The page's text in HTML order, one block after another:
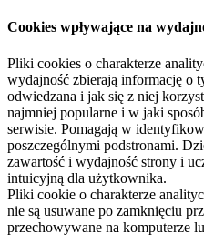
Cookies wpływające na
Pliki cookies o charakterze
wydajność zbierają informację o
odwiedzana i jak się z niej
najmniej popularne i w jaki
serwisie. Pomagają w
poszczególnymi podstronami.
zawartość i wydajność strony i
intuicyjną dla użytkownika.
Pliki cookie o charakterze
nie są usuwane po zamknięciu
przechowywane na komputerze